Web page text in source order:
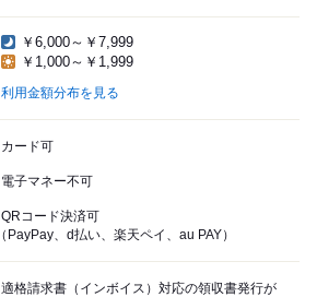
￥6,000～￥7,999
￥1,000～￥1,999
利用金額分布を見る
カード可
電子マネー不可
QRコード決済可
（PayPay、d払い、楽天ペイ、au PAY）
適格請求書（インボイス）対応の領収書発行が